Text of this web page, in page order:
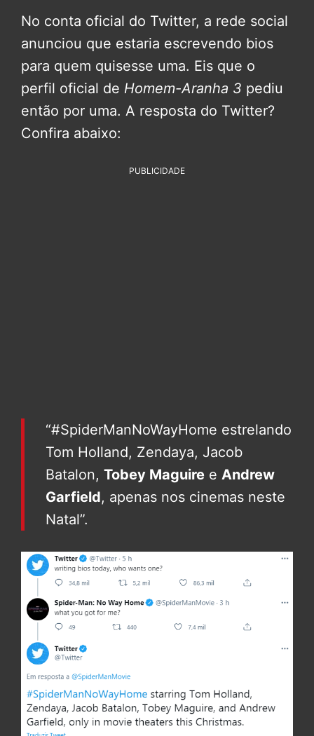
No conta oficial do Twitter, a rede social
anunciou que estaria escrevendo bios
para quem quisesse uma. Eis que o
perfil oficial de Homem-Aranha 3 pediu
então por uma. A resposta do Twitter?
Confira abaixo:
PUBLICIDADE
“#SpiderManNoWayHome estrelando
Tom Holland, Zendaya, Jacob
Batalon, Tobey Maguire e Andrew
Garfield, apenas nos cinemas neste
Natal”.